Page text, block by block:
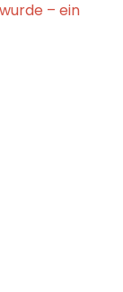
– ein